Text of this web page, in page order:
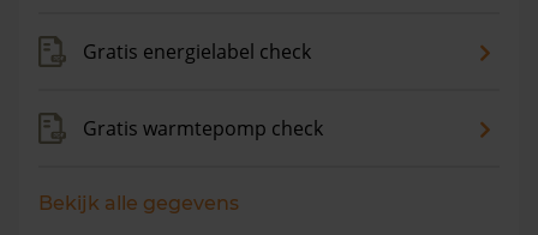
Gratis energielabel check
Gratis warmtepomp check
Bekijk alle gegevens